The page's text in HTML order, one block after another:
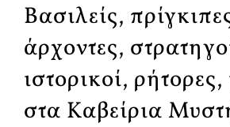
Βασιλείς,
άρχοντες,
ιστορικοί,
στα Καβείρια